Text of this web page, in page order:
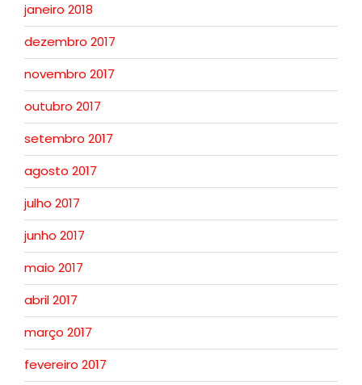
janeiro 2018
dezembro 2017
novembro 2017
outubro 2017
setembro 2017
agosto 2017
julho 2017
junho 2017
maio 2017
abril 2017
março 2017
fevereiro 2017